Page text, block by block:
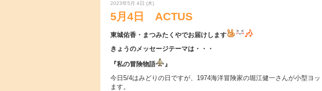
2023年5月 4日 (木)
5月4日 ACTUS
東城佑香・まつみたくやでお届けします
きょうのメッセージテーマは・・・
『私の冒険物語
』
今日5/4はみどりの日ですが、1974海洋冒険家の堀江健一さんが小型ヨ
ます。